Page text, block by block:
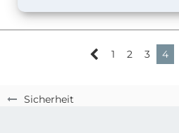
Sicherheit
1 2 3 4